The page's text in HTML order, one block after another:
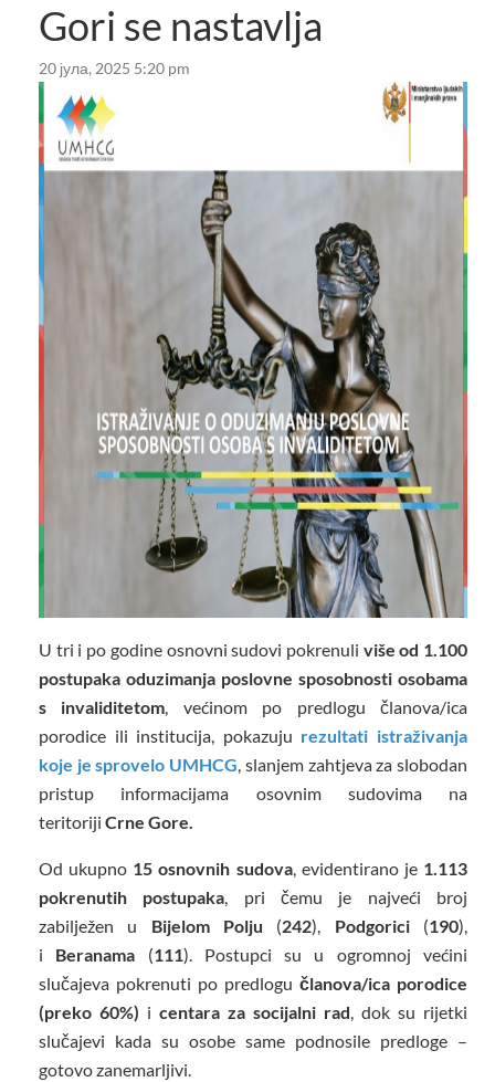
Gori se nastavlja
20 јула, 2025 5:20 pm
U tri i po godine osnovni sudovi pokrenuli više od 1.100
postupaka oduzimanja poslovne sposobnosti osobama
s invaliditetom, većinom po predlogu članova/ica
porodice ili institucija, pokazuju rezultati istraživanja
koje je sprovelo UMHCG, slanjem zahtjeva za slobodan
pristup informacijama osovnim sudovima na
teritoriji Crne Gore.
Od ukupno 15 osnovnih sudova, evidentirano je 1.113
pokrenutih postupaka, pri čemu je najveći broj
zabilježen u Bijelom Polju (242), Podgorici(190),
i Beranama (111). Postupci su u ogromnoj većini
slučajeva pokrenuti po predlogu članova/ica porodice
(preko 60%) i centara za socijalni rad, dok su rijetki
slučajevi kada su osobe same podnosile predloge –
gotovo zanemarljivi.